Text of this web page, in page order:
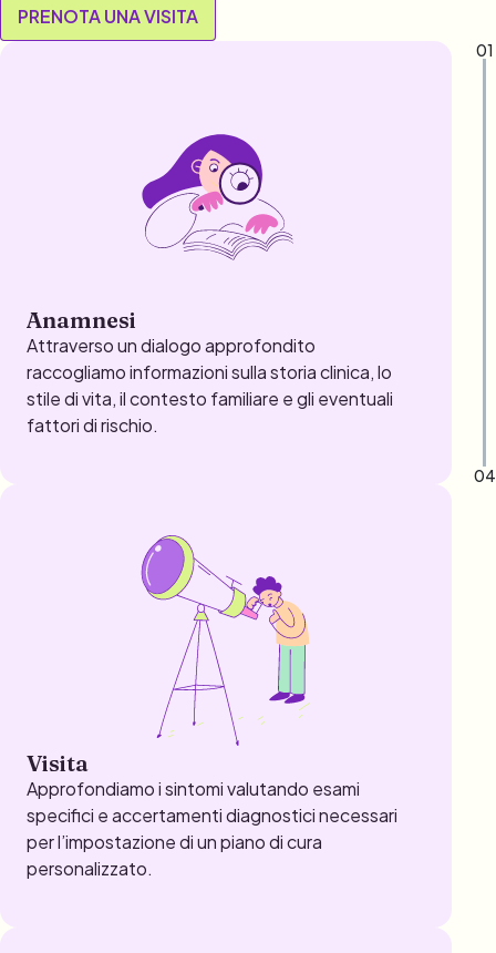
PRENOTA UNA VISITA
Anamnesi
Attraverso un dialogo approfondito
raccogliamo informazioni sulla storia clinica, lo
stile di vita, il contesto familiare e gli eventuali
fattori di rischio.
Visita
Approfondiamo i sintomi valutando esami
specifici e accertamenti diagnostici necessari
per l’impostazione di un piano di cura
personalizzato.
01
04